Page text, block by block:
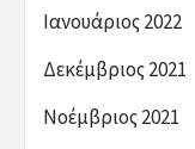
Ιανουάριος 2022
Δεκέμβριος 2021
Νοέμβριος 2021